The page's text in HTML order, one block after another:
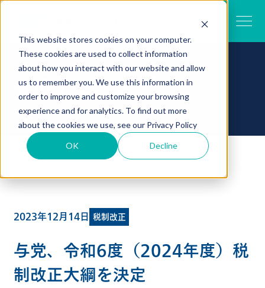
This website stores cookies on your computer.
These cookies are used to collect information
about how you interact with our website and allow
us to remember you. We use this information in
order to improve and customize your browsing
experience and for analytics. To find out more
about the cookies we use, see our Privacy Policy
OK Decline
税のトピックス
TOP
税のトピックス一覧
2023年12月14日 税制改正
与党、令和6度（2024年度）税
制改正大綱を決定